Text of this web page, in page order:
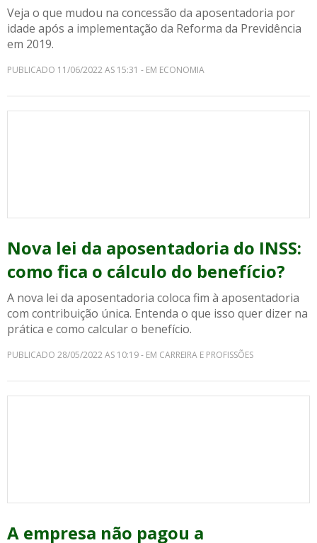
Veja o que mudou na concessão da aposentadoria por
idade após a implementação da Reforma da Previdência
em 2019.
PUBLICADO 11/06/2022 AS 15:31 - EM ECONOMIA
Nova lei da aposentadoria do INSS:
como fica o cálculo do benefício?
A nova lei da aposentadoria coloca fim à aposentadoria
com contribuição única. Entenda o que isso quer dizer na
prática e como calcular o benefício.
PUBLICADO 28/05/2022 AS 10:19 - EM CARREIRA E PROFISSÕES
A empresa não pagou a